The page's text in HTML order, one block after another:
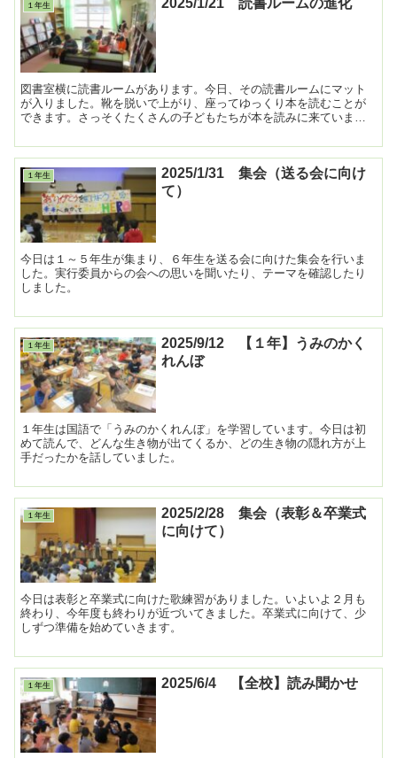
１年生
図書室横に読書ルームがあります。今日、その読書ルームにマット
が入りました。靴を脱いで上がり、座ってゆっくり本を読むことが
できます。さっそくたくさんの子どもたちが本を読みに来ていまし
１年生
2025/1/31 集会（送る会に向け
て）
今日は１～５年生が集まり、６年生を送る会に向けた集会を行いま
した。実行委員からの会への思いを聞いたり、テーマを確認したり
しました。
１年生
2025/9/12 【１年】うみのかく
れんぼ
１年生は国語で「うみのかくれんぼ」を学習しています。今日は初
めて読んで、どんな生き物が出てくるか、どの生き物の隠れ方が上
手だったかを話していました。
１年生
2025/2/28 集会（表彰＆卒業式
に向けて）
今日は表彰と卒業式に向けた歌練習がありました。いよいよ２月も
終わり、今年度も終わりが近づいてきました。卒業式に向けて、少
しずつ準備を始めていきます。
１年生 2025/6/4 【全校】読み聞かせ